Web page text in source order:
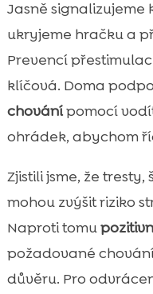
Jasně signalizujeme
ukryjeme hračku a
Prevencí
klíčová. Doma
chovánípomocí
ohrádek, abychom
Zjistili jsme, že
mohou zvýšit riziko
Naproti tomu
požadované
důvěru. Pro